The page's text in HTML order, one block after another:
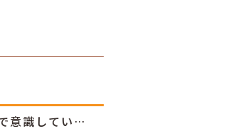
意識してい…